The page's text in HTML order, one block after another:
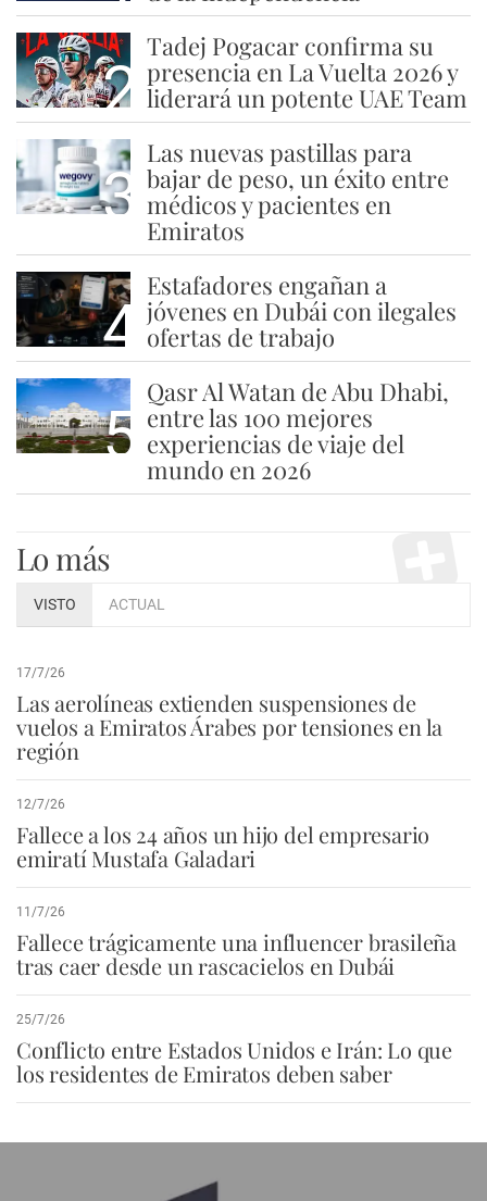
2
Tadej Pogacar confirma su
presencia en La Vuelta 2026 y
liderará un potente UAE Team
3
Las nuevas pastillas para
bajar de peso, un éxito entre
médicos y pacientes en
Emiratos
4
Estafadores engañan a
jóvenes en Dubái con ilegales
ofertas de trabajo
5
Qasr Al Watan de Abu Dhabi,
entre las 100 mejores
experiencias de viaje del
mundo en 2026
Lo más
VISTO ACTUAL
17/7/26
Las aerolíneas extienden suspensiones de
vuelos a Emiratos Árabes por tensiones en la
región
12/7/26
Fallece a los 24 años un hijo del empresario
emiratí Mustafa Galadari
11/7/26
Fallece trágicamente una influencer brasileña
tras caer desde un rascacielos en Dubái
25/7/26
Conflicto entre Estados Unidos e Irán: Lo que
los residentes de Emiratos deben saber